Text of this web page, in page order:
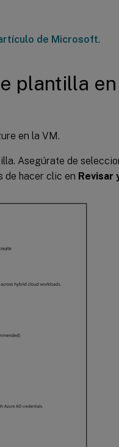
de Microsoft.
plantilla
en la VM.
Asegúrate de
de hacer clic en Revisar